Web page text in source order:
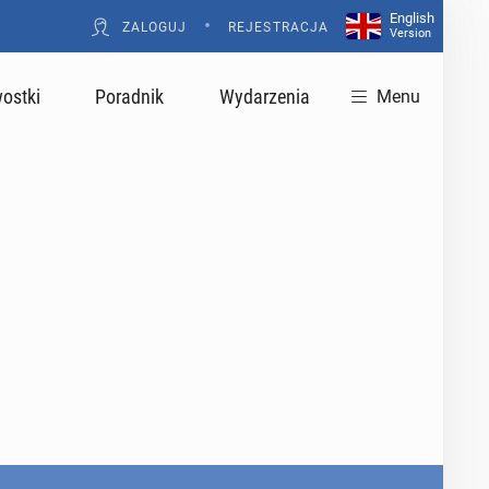
ZALOGUJ • REJESTRACJA
English
Version
Poradnik Wydarzenia Menu